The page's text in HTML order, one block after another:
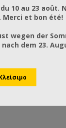
10 au 23 août.
Merci et bon été!
wegen der
dem 23.